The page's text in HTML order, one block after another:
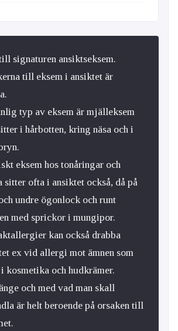
signaturen ansiktseksem.
till eksem i ansiktet är
typ av eksem är mjälleksem
i hårbotten, kring näsa och i
eksem hos tonåringar och
sitter ofta i ansiktet också, då på
undre ögonlock och runt
med sprickor i mungipor.
kan också drabba
ex vid allergi mot ämnen som
kosmetika och hudkrämer.
och med vad man skall
är helt beroende på orsaken till